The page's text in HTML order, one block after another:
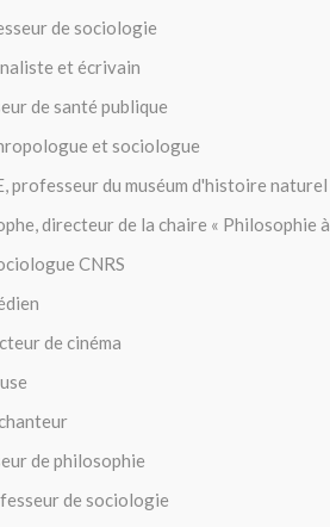
de sociologie
et écrivain
de santé publique
et sociologue
professeur du muséum d'histoire naturel
directeur de la chaire « Philosophie
CNRS
de cinéma
de philosophie
de sociologie